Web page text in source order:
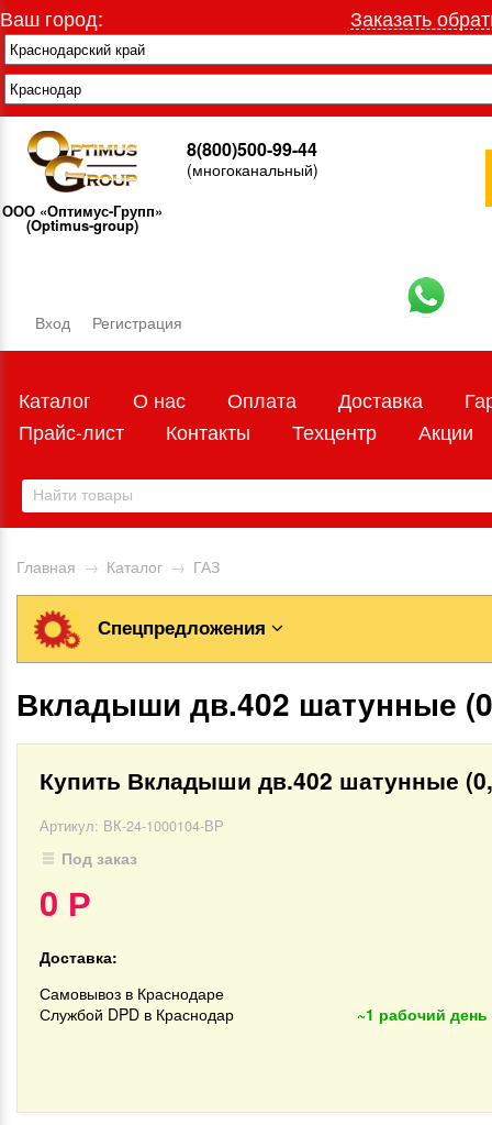
Ваш город: Заказать
ООО «Оптимус-Групп»
(Optimus-group)
8(800)500-99-44
(многоканальный)
Вход Регистрация
Каталог О нас Оплата Доставка
Прайс-лист
Контакты Техцентр Акции
Главная → Каталог → ГАЗ
Спецпредложения
Вкладыши дв.402 шатунные
Купить Вкладыши дв.402 шатунные
Артикул: ВК-24-1000104-ВР
Под заказ
0 Р
Доставка:
Самовывоз в Краснодаре
Службой DPD в Краснодар
~1 рабочий день